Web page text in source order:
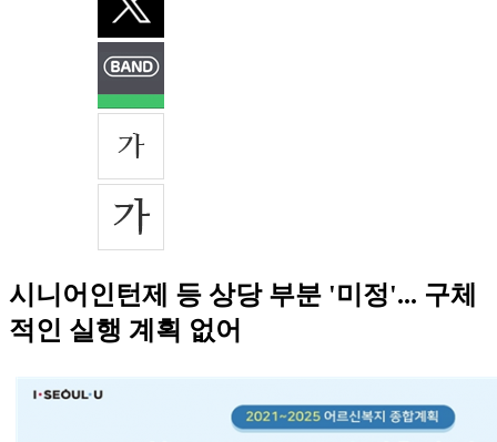
시니어인턴제 등 상당 부분 '미정'... 구체
적인 실행 계획 없어